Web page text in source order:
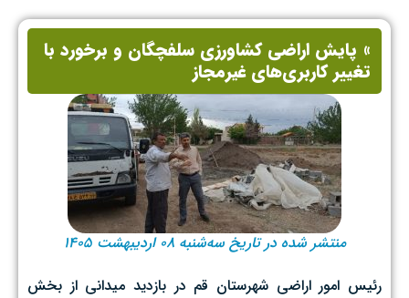
» پایش اراضی کشاورزی سلفچگان و برخورد با
تغییر کاربری‌های غیرمجاز ‌
منتشر شده در تاریخ سه‌شنبه ۰۸ اردیبهشت ۱۴۰۵
رئیس امور اراضی شهرستان قم در بازدید میدانی از بخش